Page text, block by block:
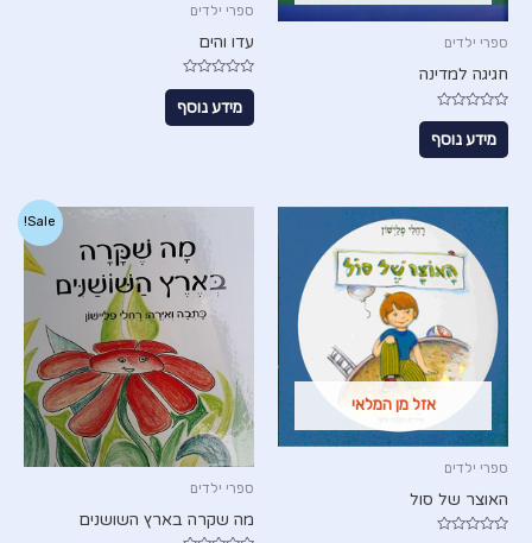
ספרי ילדים
חגיגה למדינה
דורג
מתוך
5
מידע נוסף
ספרי ילדים
עדו והים
דורג
מתוך
5
מידע נוסף
אזל מן המלאי
ספרי ילדים
האוצר של סול
Sale!
ספרי ילדים
מה שקרה בארץ השושנים